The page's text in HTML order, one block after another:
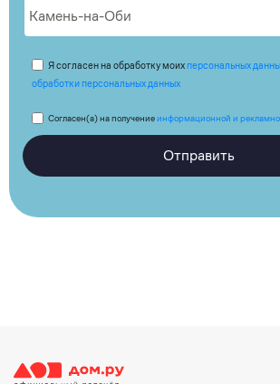
Я согласен на обработку моих персональных
обработки персональных данных
Согласен(а) на получениеинформационной и
Отправить